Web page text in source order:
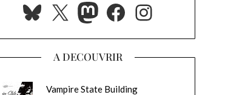
Bluesky
X Mastodon
Facebook
Instagram
A DECOUVRIR
Vampire State Building